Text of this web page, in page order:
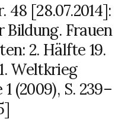
[28.07.2014]:
Bildung. Frauen
2. Hälfte 19.
Weltkrieg
(2009), S. 239–